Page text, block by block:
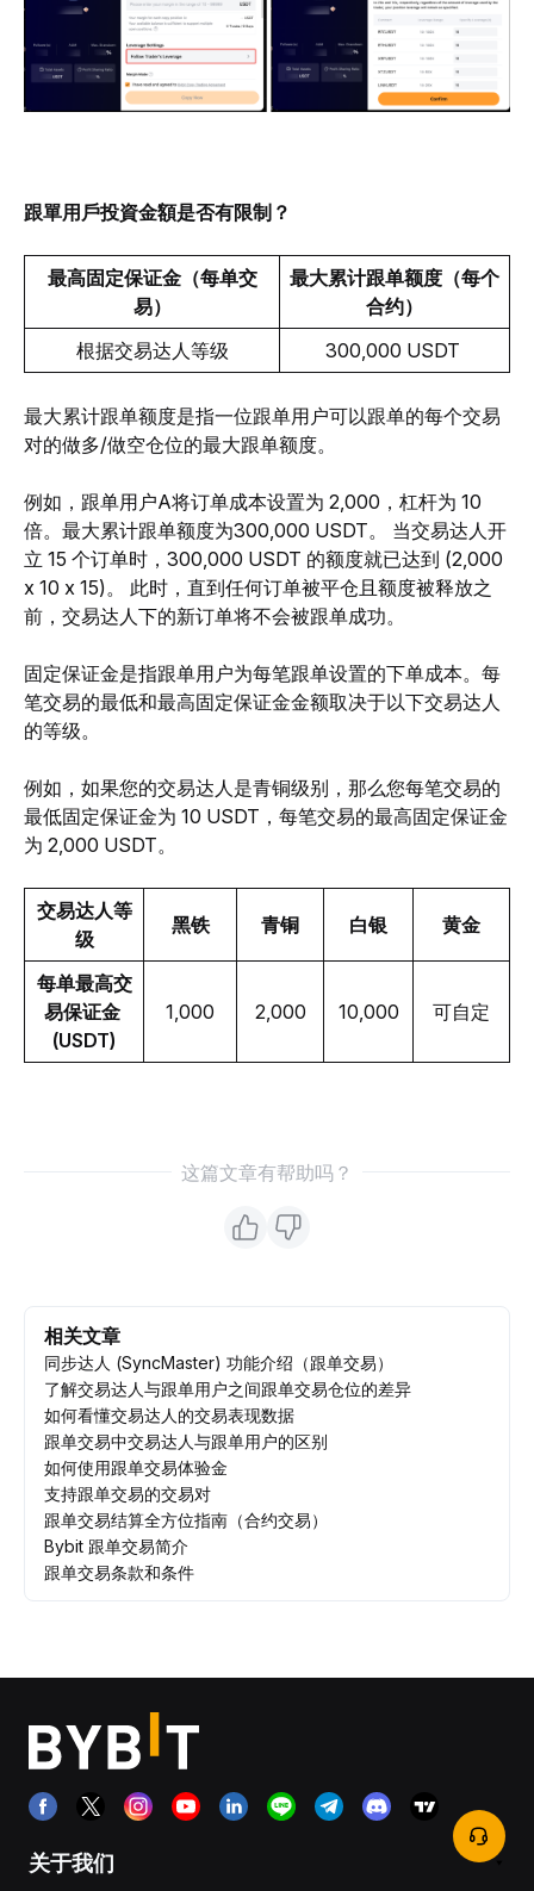
跟單用戶投資金額是否有限制？
最高固定保证金（每单交
易）
最大累计跟单额度（每个
合约）
根据交易达人等级
300,000 USDT
最大累计跟单额度是指一位跟单用户可以跟单的每个交易
对的做多/做空仓位的最大跟单额度。
例如，跟单用户A将订单成本设置为 2,000，杠杆为 10
倍。最大累计跟单额度为300,000 USDT。 当交易达人开
立 15 个订单时，300,000 USDT 的额度就已达到 (2,000
x 10 x 15)。 此时，直到任何订单被平仓且额度被释放之
前，交易达人下的新订单将不会被跟单成功。
固定保证金是指跟单用户为每笔跟单设置的下单成本。每
笔交易的最低和最高固定保证金金额取决于以下交易达人
的等级。
例如，如果您的交易达人是青铜级别，那么您每笔交易的
最低固定保证金为 10 USDT，每笔交易的最高固定保证金
为 2,000 USDT。
交易达人等
级
黑铁 青铜 白银 黄金
每单最高交
易保证金
(USDT)
1,000 2,000 10,000 可自定
这篇文章有帮助吗？
相关文章
同步达人 (SyncMaster) 功能介绍（跟单交易）
了解交易达人与跟单用户之间跟单交易仓位的差异
如何看懂交易达人的交易表现数据
跟单交易中交易达人与跟单用户的区别
如何使用跟单交易体验金
支持跟单交易的交易对
跟单交易结算全方位指南（合约交易）
Bybit 跟单交易简介
跟单交易条款和条件
关于我们